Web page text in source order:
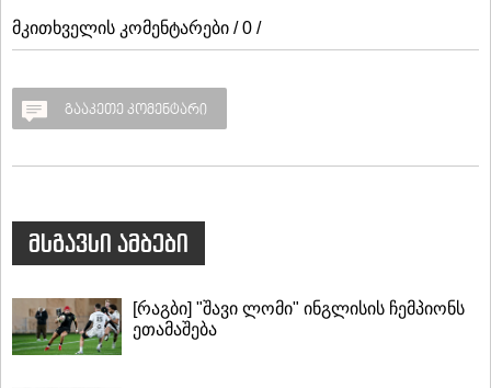
მკითხველის კომენტარები / 0 /
გააკეთე კომენტარი
მსგავსი ამბები
[რაგბი] "შავი ლომი" ინგლისის ჩემპიონს
ეთამაშება